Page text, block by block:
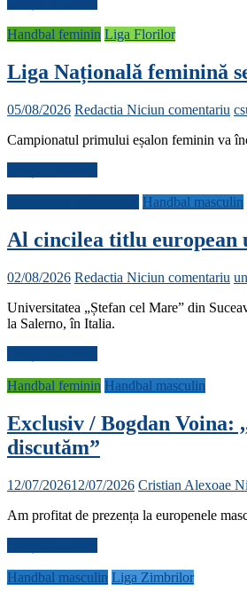
Handbal feminin Liga Florilor
Liga Națională feminină
05/08/2026 Redactia Niciun comentariu
Campionatul primului eșalon feminin va
Handbal masculin
Al cincilea titlu european
02/08/2026 Redactia Niciun comentariu
Universitatea „Ștefan cel Mare” din
la Salerno, în Italia.
Handbal feminin Handbal masculin
Exclusiv / Bogdan Voina:
discutăm”
12/07/202612/07/2026 Cristian Alexoae
Am profitat de prezența la europenele
Handbal masculin Liga Zimbrilor